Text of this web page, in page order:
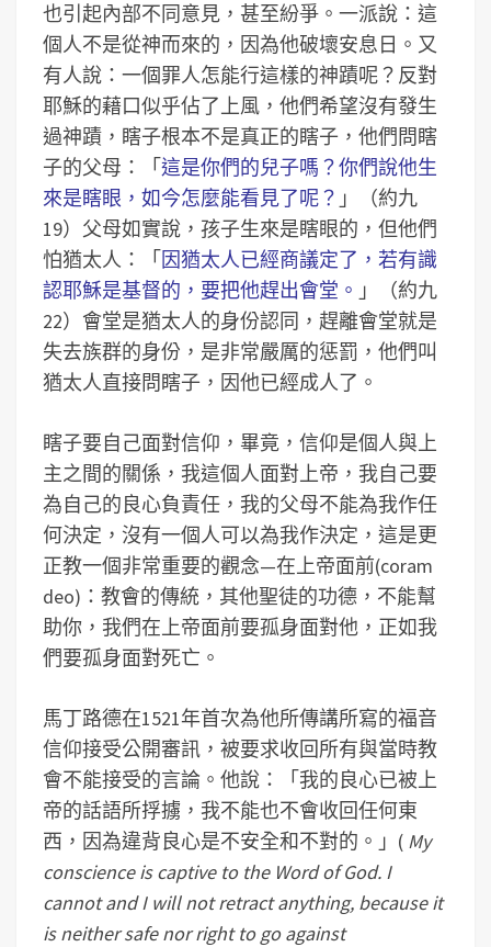
也引起內部不同意見，甚至紛爭。一派說：這
個人不是從神而來的，因為他破壞安息日。又
有人說：一個罪人怎能行這樣的神蹟呢？反對
耶穌的藉口似乎佔了上風，他們希望沒有發生
過神蹟，瞎子根本不是真正的瞎子，他們問瞎
子的父母：「這是你們的兒子嗎？你們說他生
來是瞎眼，如今怎麼能看見了呢？ 」（約九
19）父母如實說，孩子生來是瞎眼的，但他們
怕猶太人：「因猶太人已經商議定了，若有識
認耶穌是基督的，要把他趕出會堂。 」（約九
22）會堂是猶太人的身份認同，趕離會堂就是
失去族群的身份，是非常嚴厲的惩罰，他們叫
猶太人直接問瞎子，因他已經成人了。
瞎子要自己面對信仰，畢竟，信仰是個人與上
主之間的關係，我這個人面對上帝，我自己要
為自己的良心負責任，我的父母不能為我作任
何決定，沒有一個人可以為我作決定，這是更
正教一個非常重要的觀念—在上帝面前(coram
deo)：教會的傳統，其他聖徒的功德，不能幫
助你，我們在上帝面前要孤身面對他，正如我
們要孤身面對死亡。
馬丁路德在1521年首次為他所傳講所寫的福音
信仰接受公開審訊，被要求收回所有與當時教
會不能接受的言論。他說：「我的良心已被上
帝的話語所捊擄，我不能也不會收回任何東
西，因為違背良心是不安全和不對的。」( My
conscience is captive to the Word of God. I
cannot and I will not retract anything, because it
is neither safe nor right to go against